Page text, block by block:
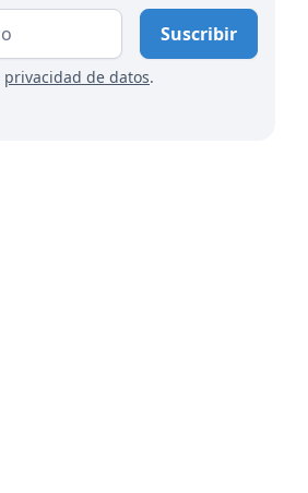
privacidad de datos.